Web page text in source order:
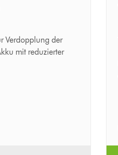
Verdopplung der
mit reduzierter